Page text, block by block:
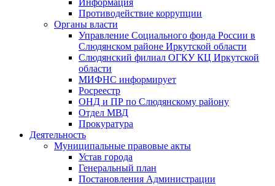
Информация
Противодействие коррупции
Органы власти
Управление Социального фонда России в
Слюдянском районе Иркутской области
Слюдянский филиал ОГКУ КЦ Иркутской
области
МИФНС информирует
Росреестр
ОНД и ПР по Слюдянскому району
Отдел МВД
Прокуратура
Деятельность
Муниципальные правовые акты
Устав города
Генеральный план
Постановления Администрации